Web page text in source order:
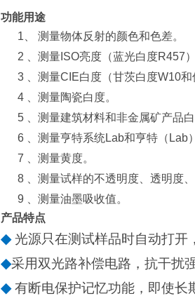
功能用途
1 、 测量物体反射的颜色和色差。
2
、测量 ISO亮度（蓝光白度R457
3
、测量CIE白度（甘茨白度W10和
4
、测量陶瓷白度。
5
、测量建筑材料和非金属矿产品白
6
、测量亨特系统Lab和亨特（ Lab
7
、测量黄度。
8
、测量试样的不透明度、透明度
9
、测量油墨吸收值。
产品特点
◆光源只在测试样品时自动打开
◆采用双光路补偿电路，抗干扰
◆ 有断电保护记忆功能，即使长